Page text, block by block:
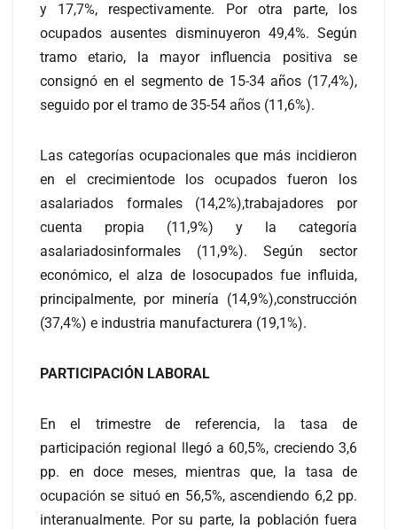
y 17,7%, respectivamente. Por otra parte, los
ocupados ausentes disminuyeron 49,4%. Según
tramo etario, la mayor influencia positiva se
consignó en el segmento de 15-34 años (17,4%),
seguido por el tramo de 35-54 años (11,6%).
Las categorías ocupacionales que más incidieron
en el crecimientode los ocupados fueron los
asalariados formales (14,2%),trabajadores por
cuenta propia (11,9%) y la categoría
asalariadosinformales (11,9%). Según sector
económico, el alza de losocupados fue influida,
principalmente, por minería (14,9%),construcción
(37,4%) e industria manufacturera (19,1%).
PARTICIPACIÓN LABORAL
En el trimestre de referencia, la tasa de
participación regional llegó a 60,5%, creciendo 3,6
pp. en doce meses, mientras que, la tasa de
ocupación se situó en 56,5%, ascendiendo 6,2 pp.
interanualmente. Por su parte, la población fuera